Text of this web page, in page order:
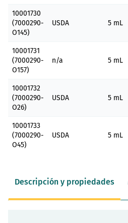
10001730
(7000290-
O145)
USDA 5 mL
10001731
(7000290-
O157)
n/a 5 mL
10001732
(7000290-
O26)
USDA 5 mL
10001733
(7000290-
O45)
USDA 5 mL
Descripción y propiedades